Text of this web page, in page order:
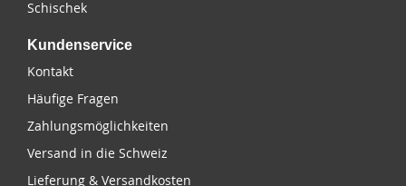
Schischek
Kundenservice
Kontakt
Häufige Fragen
Zahlungsmöglichkeiten
Versand in die Schweiz
Lieferung & Versandkosten